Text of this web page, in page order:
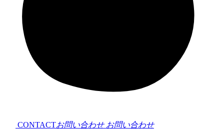
CONTACTお問い合わせ お問い合わせ